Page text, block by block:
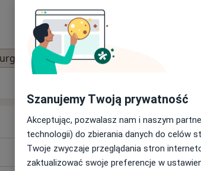
Laryngolog
Szanujemy Twoją prywatność
Akceptując, pozwalasz nam i naszym
technologii) do zbierania danych do celów
Twoje zwyczaje przeglądania stron
zaktualizować swoje preferencje w